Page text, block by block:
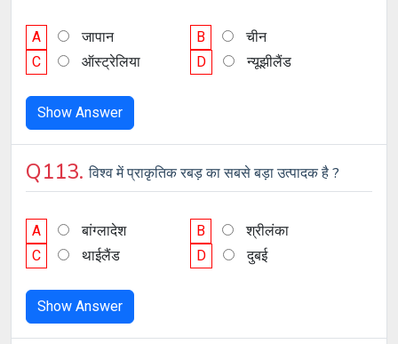
A जापान B
चीन
C
ऑस्ट्रेलिया D न्यूझीलैंड
Show Answer
Q113.विश्व में प्राकृतिक रबड़ का सबसे बड़ा उत्पादक है ?
A बांग्लादेश B
श्रीलंका
C
थाईलैंड D दुबई
Show Answer